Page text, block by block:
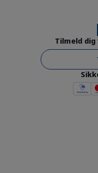
trives
Tilmeld